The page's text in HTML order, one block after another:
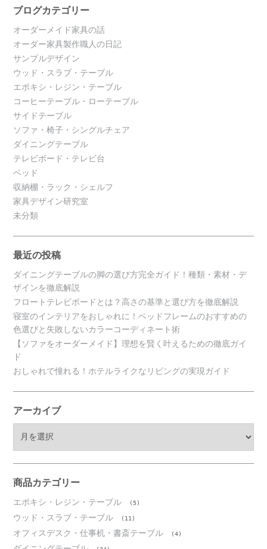
ブログカテゴリー
オーダーメイド家具の話
オーダー家具製作職人の日記
サンプルデザイン
ウッド・スラブ・テーブル
エポキシ・レジン・テーブル
コーヒーテーブル・ローテーブル
サイドテーブル
ソファ・椅子・シングルチェア
ダイニングテーブル
テレビボード・テレビ台
ベッド
収納棚・ラック・シェルフ
家具デザイン研究室
未分類
最近の投稿
ダイニングテーブルの脚の選び方完全ガイド！種類・素材・デ
ザインを徹底解説
フロートテレビボードとは？高さの基準と選び方を徹底解説
寝室のインテリアをおしゃれに！ベッドフレームのおすすめの
色選びと失敗しないカラーコーディネート術
【ソファをオーダーメイド】理想を賢く叶えるための徹底ガイ
ド
おしゃれで憧れる！ホテルライクなリビングの実現ガイド
アーカイブ
ブ
商品カテゴリー
エポキシ・レジン・テーブル (5)
ウッド・スラブ・テーブル (11)
オフィスデスク・仕事机・書斎テーブル (4)